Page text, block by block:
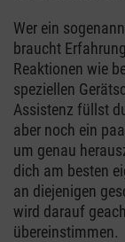
Wer ein
braucht
Reaktionen wie
speziellen
Assistenz füllst
aber noch ein
um genau
dich am besten
an diejenigen
wird darauf
übereinstimmen.